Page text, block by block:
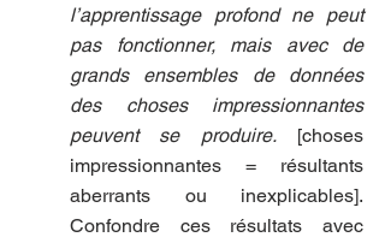
l’apprentissage profond ne peut
pas fonctionner, mais avec de
grands ensembles de données
des choses impressionnantes
peuvent se produire. [choses
impressionnantes = résultants
aberrants ou inexplicables].
Confondre ces résultats avec